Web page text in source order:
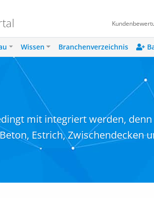
Wissen Branchenverzeichnis
mit integriert werden,
Estrich, Zwischendecken